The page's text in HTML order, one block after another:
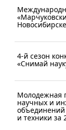
Новосибирске
4-й сезон
«Снимай
Молодежная
научных и
объединений
и техники за